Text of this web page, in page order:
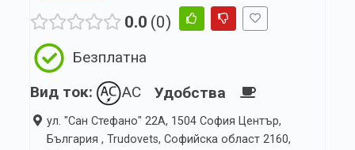
0.0 0
Безплатна
Вид ток:
AC Удобства
ул. "Сан Стефано" 22А, 1504 София Център,
България , Trudovets, Софийска област 2160,